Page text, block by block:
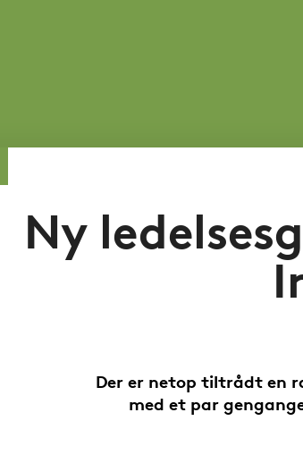
Ny
Der er netop tiltrådt en
med et par